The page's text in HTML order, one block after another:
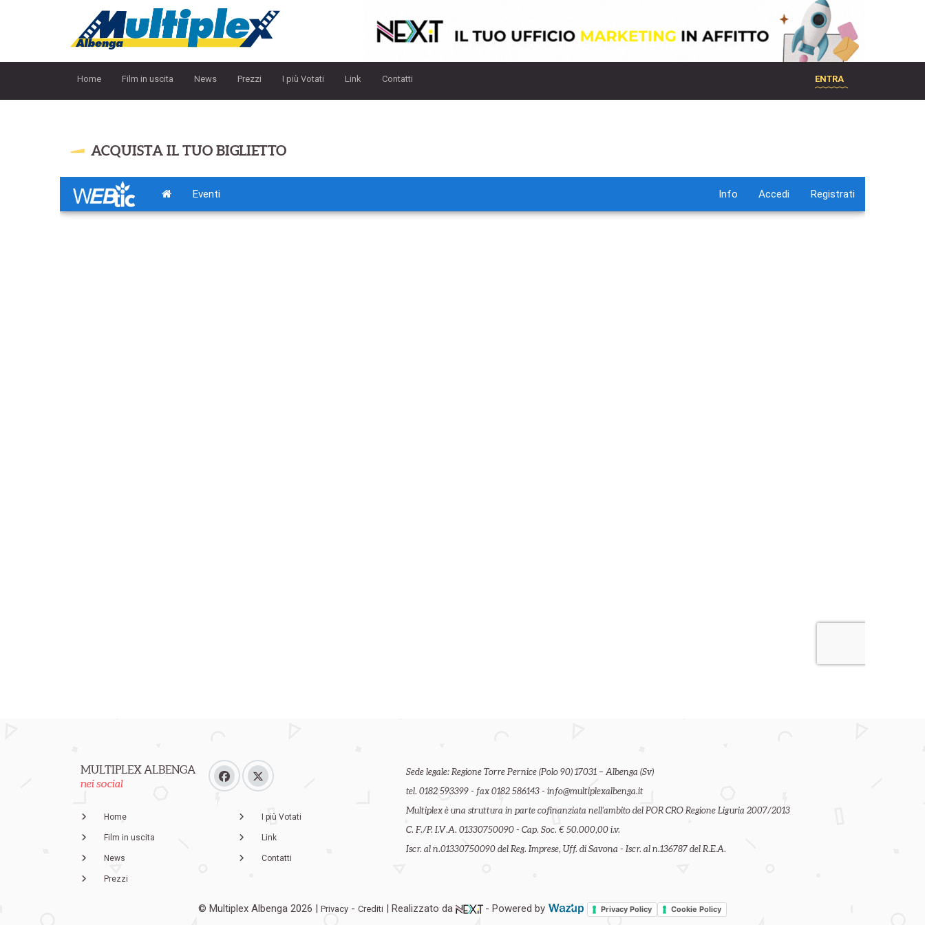
Home Film in uscita News Prezzi I più Votati Link Contatti ENTRA
ACQUISTA IL TUO BIGLIETTO
MULTIPLEX ALBENGA
nei social
Home
Film in uscita
News
Prezzi
I più Votati
Link
Contatti
Sede legale: Regione Torre Pernice (Polo 90) 17031 – Albenga (Sv)
tel. 0182 593399 - fax 0182 586143 - info@multiplexalbenga.it
Multiplex è una struttura in parte cofinanziata nell'ambito del POR CRO Regione Liguria 2007/2013
C. F./P. I.V.A. 01330750090 - Cap. Soc. € 50.000,00 i.v.
Iscr. al n.01330750090 del Reg. Imprese, Uff. di Savona - Iscr. al n.136787 del R.E.A.
© Multiplex Albenga 2026 |Privacy -Crediti | Realizzato da - Powered by Privacy Policy Cookie Policy